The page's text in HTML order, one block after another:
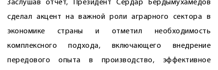
Заслушав отчёт, Президент Сердар Бердымухамедов
сделал акцент на важной роли аграрного сектора в
экономике страны и отметил необходимость
комплексного подхода, включающего внедрение
передового опыта в производство, эффективное